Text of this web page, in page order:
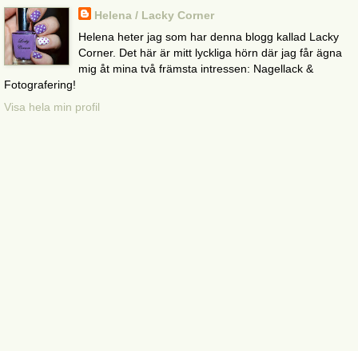
Helena / Lacky Corner
Helena heter jag som har denna blogg kallad Lacky
Corner. Det här är mitt lyckliga hörn där jag får ägna
mig åt mina två främsta intressen: Nagellack &
Fotografering!
Visa hela min profil